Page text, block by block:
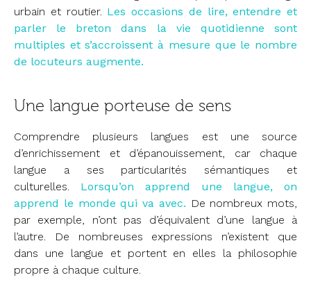
urbain et routier. Les occasions de lire, entendre et
parler le breton dans la vie quotidienne sont
multiples et s’accroissent à mesure que le nombre
de locuteurs augmente.
Une langue porteuse de sens
Comprendre plusieurs langues est une source
d’enrichissement et d’épanouissement, car chaque
langue a ses particularités sémantiques et
culturelles.
Lorsqu’on apprend une langue, on
apprend le monde qui va avec. De nombreux mots,
par exemple, n’ont pas d’équivalent d’une langue à
l’autre. De nombreuses expressions n’existent que
dans une langue et portent en elles la philosophie
propre à chaque culture.